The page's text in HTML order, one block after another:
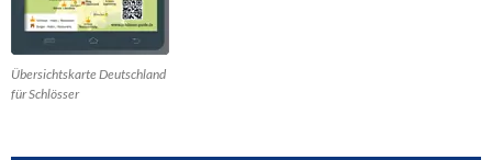
Übersichtskarte Deutschland
für Schlösser